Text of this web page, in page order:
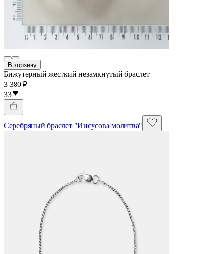
В корзину
Бижутерный жесткий незамкнутый браслет
3 380 ₽
33
Серебряный браслет "Иисусова молитва"